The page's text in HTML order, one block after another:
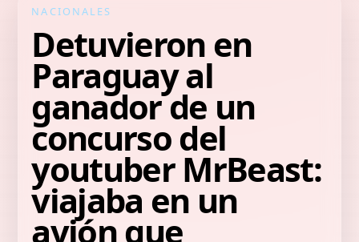
NACIONALES
Detuvieron en
Paraguay al
ganador de un
concurso del
youtuber MrBeast:
viajaba en un
avión que